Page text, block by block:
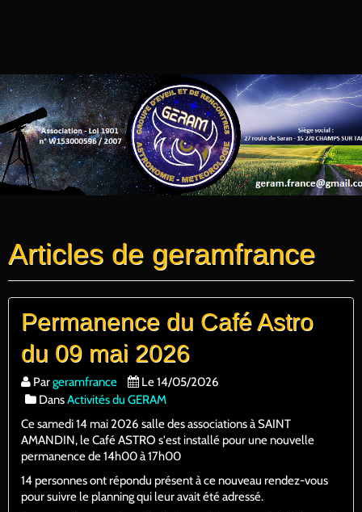
Articles de geramfrance
Permanence du Café Astro
du 09 mai 2026
Pargeramfrance
Le 14/05/2026
DansActivités du GERAM
Ce samedi 14 mai 2026 salle des associations à SAINT
AMANDIN, le Café ASTRO s'est installé pour une nouvelle
permanence de 14h00 à 17h00
14 personnes ont répondu présent à ce nouveau rendez-vous
pour suivre le planning qui leur avait été adressé.